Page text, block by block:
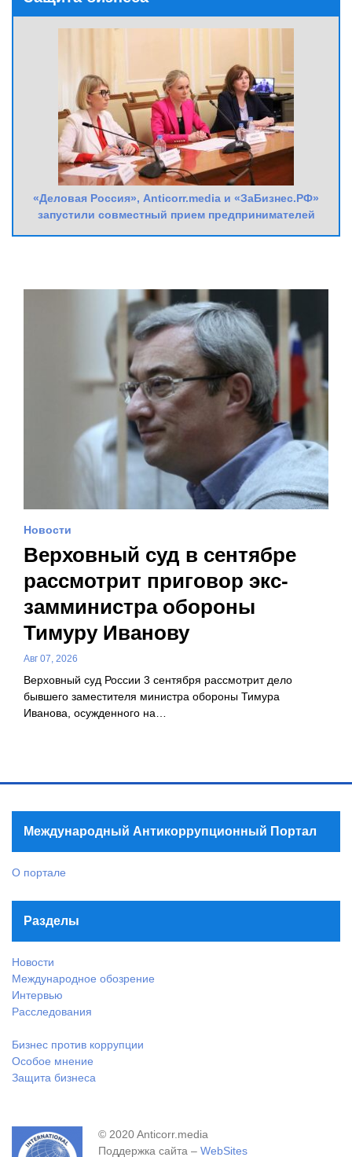
«Деловая Россия», Anticorr.media и «ЗаБизнес.РФ»
запустили совместный прием предпринимателей
Новости
Верховный суд в сентябре
рассмотрит приговор экс-
замминистра обороны
Тимуру Иванову
Авг 07, 2026
Верховный суд России 3 сентября рассмотрит дело
бывшего заместителя министра обороны Тимура
Иванова, осужденного на…
Международный Антикоррупционный Портал
О портале
Разделы
Новости
Международное обозрение
Интервью
Расследования
Бизнес против коррупции
Особое мнение
Защита бизнеса
© 2020 Anticorr.media
Поддержка сайта – WebSites